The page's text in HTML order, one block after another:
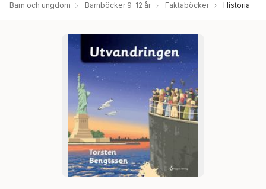
Barn och ungdom Barnböcker 9-12 år Faktaböcker Historia